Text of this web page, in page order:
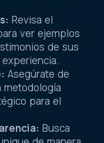
Revisa el
ver ejemplos
de sus
Asegúrate de
metodología
para el
Busca